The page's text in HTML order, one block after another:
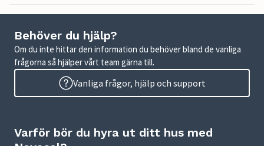
Behöver du hjälp?
Om du inte hittar den information du behöver bland de vanliga
frågorna så hjälper vårt team gärna till.
Vanliga frågor, hjälp och support
Varför bör du hyra ut ditt hus med